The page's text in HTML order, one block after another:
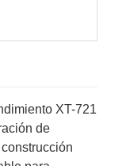
XT-721
de